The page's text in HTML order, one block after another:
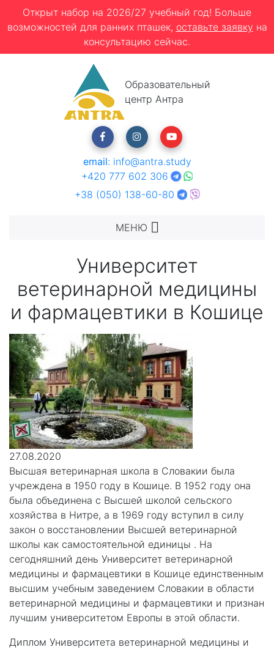
Открыт набор на 2026/27 учебный год! Больше
возможностей для ранних пташек, оставьте заявку на
консультацию сейчас.
Образовательный
центр Антра
email: info@antra.study
+420 777 602 306
+38 (050) 138-60-80
МЕНЮ
Университет
ветеринарной медицины
и фармацевтики в Кошице
27.08.2020
Высшая ветеринарная школа в Словакии была
учреждена в 1950 году в Кошице. В 1952 году она
была объединена с Высшей школой сельского
хозяйства в Нитре, а в 1969 году вступил в силу
закон о восстановлении Высшей ветеринарной
школы как самостоятельной единицы . На
сегодняшний день Университет ветеринарной
медицины и фармацевтики в Кошице единственным
высшим учебным заведением Словакии в области
ветеринарной медицины и фармацевтики и признан
лучшим университетом Европы в этой области.
Диплом Университета ветеринарной медицины и